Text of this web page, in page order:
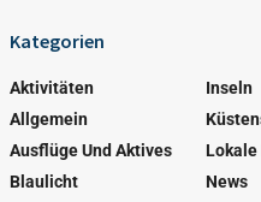
Kategorien
Aktivitäten
Allgemein
Ausflüge Und Aktives
Blaulicht
Inseln
Lokale
News